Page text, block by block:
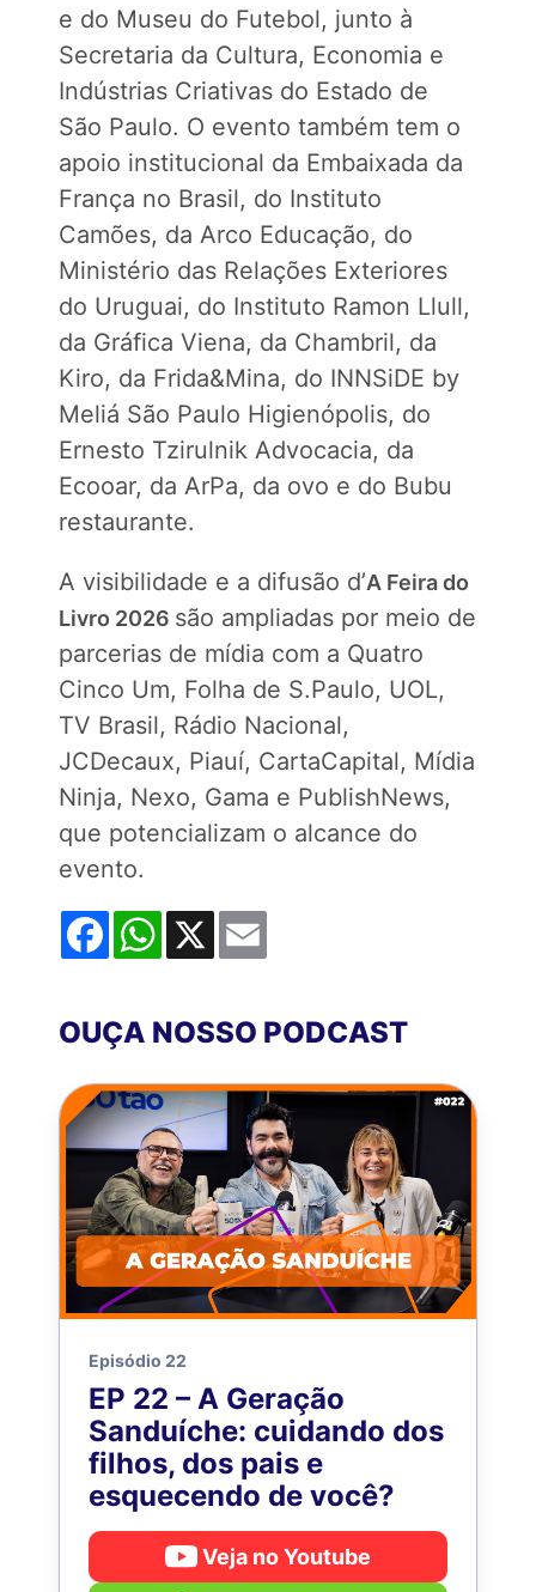
e do Museu do Futebol, junto à
Secretaria da Cultura, Economia e
Indústrias Criativas do Estado de
São Paulo. O evento também tem o
apoio institucional da Embaixada da
França no Brasil, do Instituto
Camões, da Arco Educação, do
Ministério das Relações Exteriores
do Uruguai, do Instituto Ramon Llull,
da Gráfica Viena, da Chambril, da
Kiro, da Frida&Mina, do INNSiDE by
Meliá São Paulo Higienópolis, do
Ernesto Tzirulnik Advocacia, da
Ecooar, da ArPa, da ovo e do Bubu
restaurante.
A visibilidade e a difusão d’A Feira do
Livro 2026 são ampliadas por meio de
parcerias de mídia com a Quatro
Cinco Um, Folha de S.Paulo, UOL,
TV Brasil, Rádio Nacional,
JCDecaux, Piauí, CartaCapital, Mídia
Ninja, Nexo, Gama e PublishNews,
que potencializam o alcance do
evento.
FacebookWhatsApp
X
OUÇA NOSSO PODCAST
Episódio 22
EP 22 – A Geração
Sanduíche: cuidando dos
filhos, dos pais e
esquecendo de você?
Veja no Youtube